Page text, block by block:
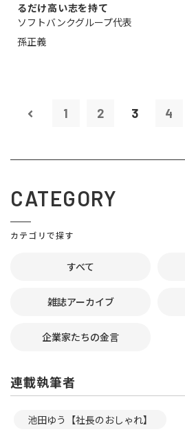
るだけ高い志を持て
ソフトバンクグループ代表
孫正義
1 2 3 4
CATEGORY
カテゴリで探す
すべて
雑誌アーカイブ
企業家たちの金言
連載執筆者
池田ゆう【社長のおしゃれ】